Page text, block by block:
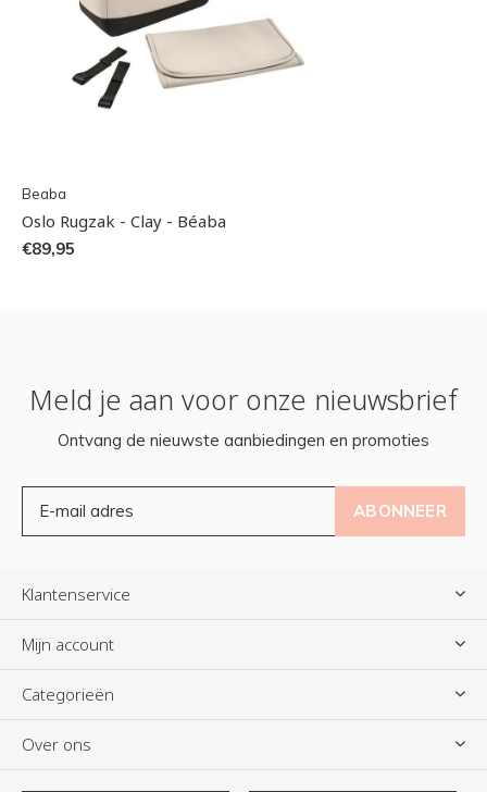
Beaba
Oslo Rugzak - Clay - Béaba
€89,95
Meld je aan voor onze nieuwsbrief
Ontvang de nieuwste aanbiedingen en promoties
ABONNEER
Klantenservice
Mijn account
Categorieën
Over ons